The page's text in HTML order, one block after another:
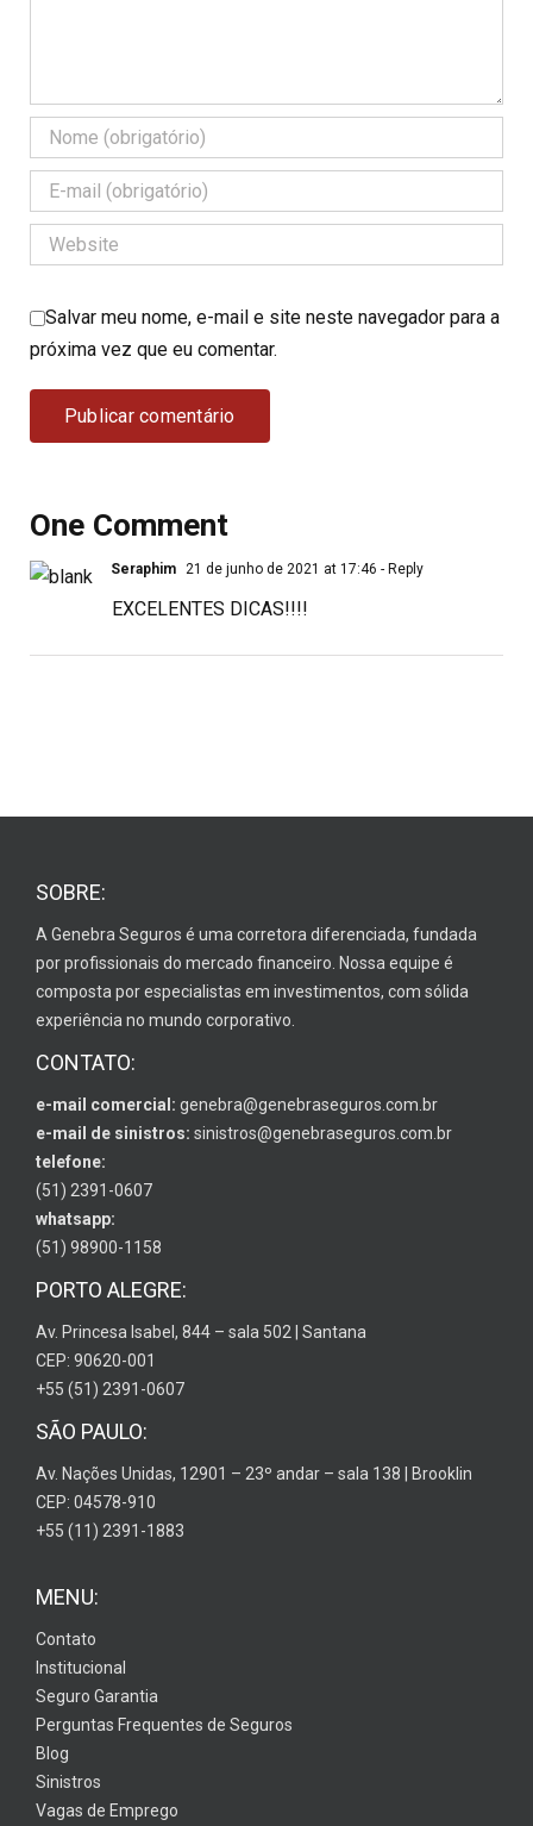
One Comment
Seraphim 21 de junho de 2021 at 17:46 - Reply
EXCELENTES DICAS!!!!
Salvar meu nome, e-mail e site neste navegador para a
próxima vez que eu comentar.
SOBRE:
A Genebra Seguros é uma corretora diferenciada, fundada
por profissionais do mercado financeiro. Nossa equipe é
composta por especialistas em investimentos, com sólida
experiência no mundo corporativo.
CONTATO:
e-mail comercial: genebra@genebraseguros.com.br
e-mail de sinistros: sinistros@genebraseguros.com.br
telefone:
(51) 2391-0607
whatsapp:
(51) 98900-1158
PORTO ALEGRE:
Av. Princesa Isabel, 844 – sala 502 | Santana
CEP: 90620-001
+55 (51) 2391-0607
SÃO PAULO:
Av. Nações Unidas, 12901 – 23º andar – sala 138 | Brooklin
CEP: 04578-910
+55 (11) 2391-1883
MENU:
Contato
Institucional
Seguro Garantia
Perguntas Frequentes de Seguros
Blog
Sinistros
Vagas de Emprego